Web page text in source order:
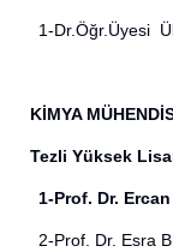
1-Dr.Öğr.Üyesi
KİMYA
Tezli Yüksek
1-Prof. Dr.
2-Prof. Dr. Esra